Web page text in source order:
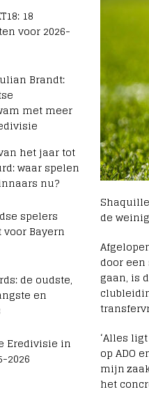
de
door
gaan, is
‘Alles
op ADO
mijn
het
18
voor 2026-
Brandt:
met meer
het jaar tot
waar spelen
nu?
spelers
Bayern
de oudste,
en
Eredivisie in
2026